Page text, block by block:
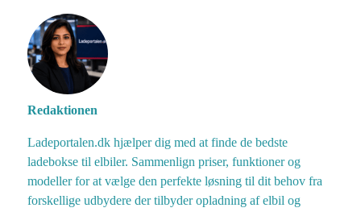
Redaktionen
Ladeportalen.dk hjælper dig med at finde de bedste
ladebokse til elbiler. Sammenlign priser, funktioner og
modeller for at vælge den perfekte løsning til dit behov fra
forskellige udbydere der tilbyder opladning af elbil og